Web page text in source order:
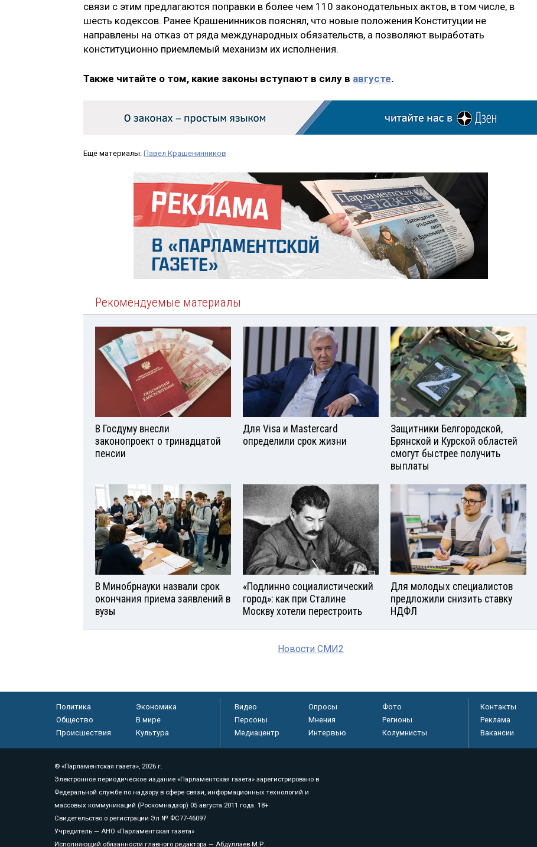
связи с этим предлагаются поправки в более чем 110 законодательных актов, в том числе, в
шесть кодексов. Ранее Крашенинников пояснял, что новые положения Конституции не
направлены на отказ от ряда международных обязательств, а позволяют выработать
конституционно приемлемый механизм их исполнения.
Также читайте о том, какие законы вступают в силу в августе.
Ещё материалы: Павел Крашенинников
Рекомендуемые материалы
В Госдуму внесли
законопроект о тринадцатой
пенсии
Для Visа и Mastercard
определили срок жизни
Защитники Белгородской,
Брянской и Курской областей
смогут быстрее получить
выплаты
В Минобрнауки назвали срок
окончания приема заявлений в
вузы
«Подлинно социалистический
город»: как при Сталине
Москву хотели перестроить
Для молодых специалистов
предложили снизить ставку
НДФЛ
Новости СМИ2
Политика
Экономика
Общество
В мире
Происшествия
Культура
Видео Опросы
Фото
Персоны
Мнения
Регионы
Медиацентр
Интервью Колумнисты
Контакты
Реклама
Вакансии
© «Парламентская газета», 2026 г.
Электронное периодическое издание «Парламентская газета» зарегистрировано в
Федеральной службе по надзору в сфере связи, информационных технологий и
массовых коммуникаций (Роскомнадзор) 05 августа 2011 года. 18+
Свидетельство о регистрации Эл № ФС77-46097
Учредитель — АНО «Парламентская газета»
Исполняющий обязанности главного редактора — Абдуллаев М.Р.